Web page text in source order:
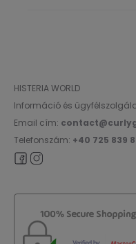
HISTERIA WORLD
Információ és
Email cím:
Telefonszám: +40 725 839